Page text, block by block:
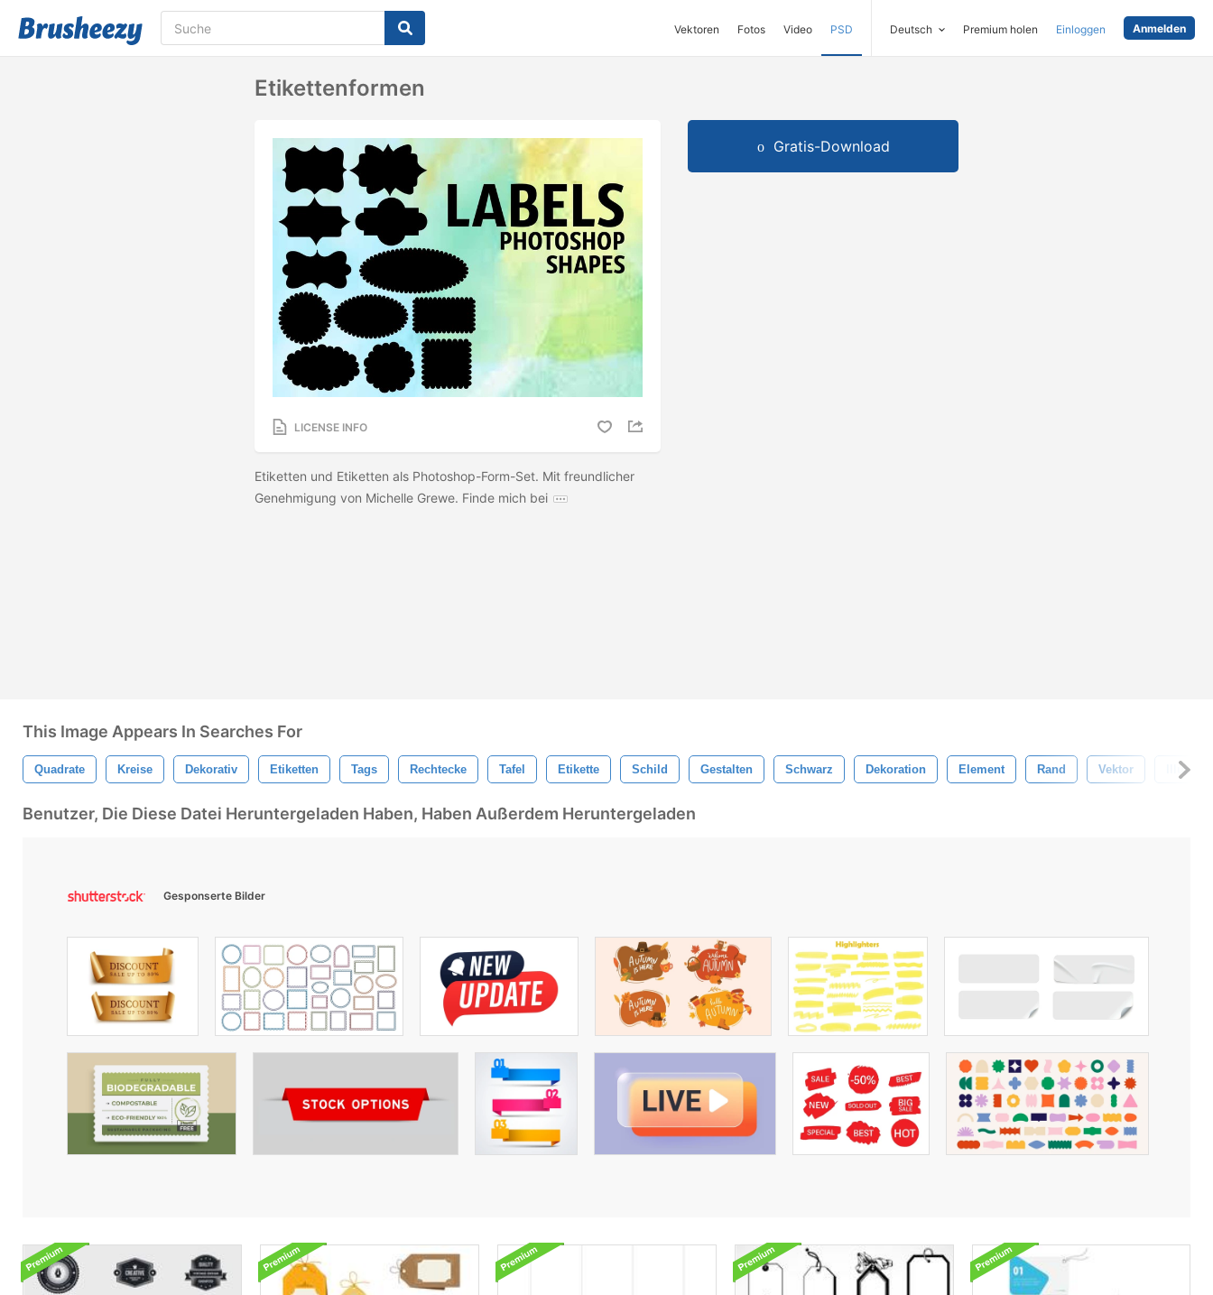
Vektoren Fotos Video PSD Deutsch Premium holen Einloggen Anmelden
Etikettenformen
LICENSE INFO
Etiketten und Etiketten als Photoshop-Form-Set. Mit freundlicher
Genehmigung von Michelle Grewe. Finde mich bei
Gratis-Download
This Image Appears In Searches For
Quadrate Kreise Dekorativ Etiketten Tags Rechtecke Tafel Etikette Schild Gestalten Schwarz Dekoration Element Rand Vektor
Benutzer, Die Diese Datei Heruntergeladen Haben, Haben Außerdem Heruntergeladen
Gesponserte Bilder